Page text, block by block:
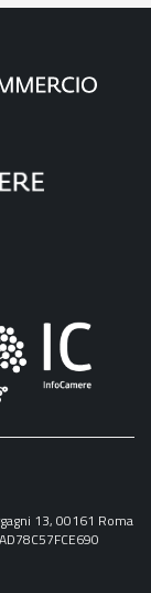
13, 00161 Roma